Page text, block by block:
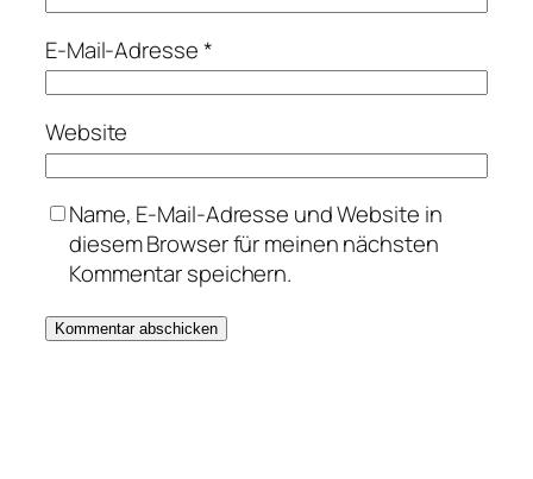
E-Mail-Adresse*
Website
Name, E-Mail-Adresse und Website in
diesem Browser für meinen nächsten
Kommentar speichern.